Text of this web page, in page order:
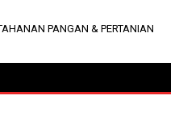
PANGAN & PERTANIAN